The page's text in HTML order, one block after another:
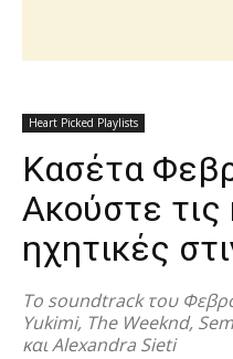
Heart Picked Playlists
Κασέτα
Ακούστε
ηχητικές
To soundtrack του
Yukimi, The Weeknd,
και Alexandra Sieti